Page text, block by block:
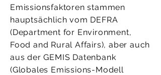
Emissionsfaktoren stammen
hauptsächlich vom DEFRA
(Department for Environment,
Food and Rural Affairs), aber auch
aus der GEMIS Datenbank
(Globales Emissions-Modell